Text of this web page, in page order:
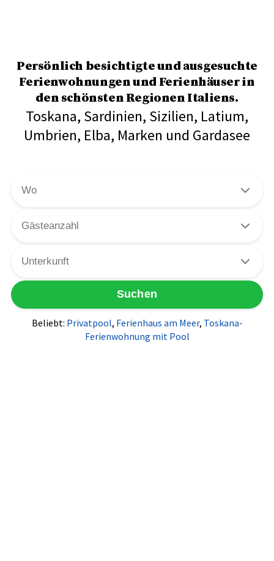
Persönlich besichtigte und ausgesuchte
Ferienwohnungenund Ferienhäuserin
den schönsten Regionen Italiens.
Toskana, Sardinien, Sizilien, Latium,
Umbrien, Elba, Marken und Gardasee
Beliebt: Privatpool, Ferienhaus am Meer, Toskana-
Ferienwohnung mit Pool